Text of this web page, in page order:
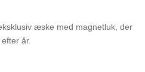
æske med magnetluk, der
år.